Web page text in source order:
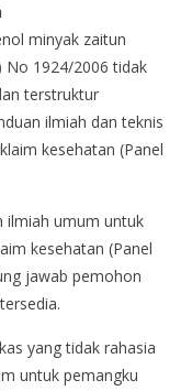
minyak zaitun
No 1924/2006 tidak
terstruktur
ilmiah dan teknis
kesehatan (Panel
ilmiah umum untuk
kesehatan (Panel
jawab pemohon
yang tidak rahasia
untuk pemangku